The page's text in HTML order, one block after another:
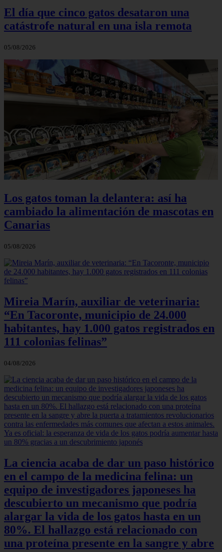
El día que cinco gatos desataron una
catástrofe natural en una isla remota
05/08/2026
Los gatos toman la delantera: así ha
cambiado la alimentación de mascotas en
Canarias
05/08/2026
Mireia Marín, auxiliar de veterinaria:
“En Tacoronte, municipio de 24.000
habitantes, hay 1.000 gatos registrados en
111 colonias felinas”
04/08/2026
La ciencia acaba de dar un paso histórico
en el campo de la medicina felina: un
equipo de investigadores japoneses ha
descubierto un mecanismo que podría
alargar la vida de los gatos hasta en un
80%. El hallazgo está relacionado con
una proteína presente en la sangre y abre